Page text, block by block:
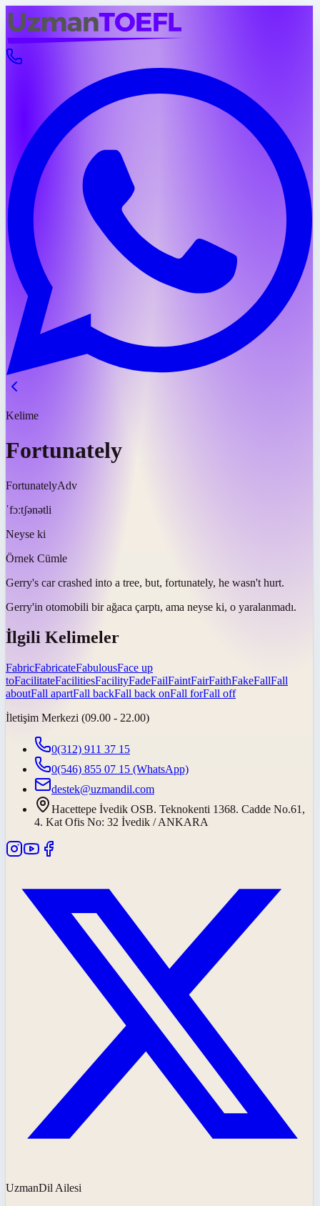
Kelime
Fortunately
FortunatelyAdv
ˈfɔːtʃənətli
Neyse ki
Örnek Cümle
Gerry's car crashed into a tree, but, fortunately, he wasn't hurt.
Gerry'in otomobili bir ağaca çarptı, ama neyse ki, o yaralanmadı.
İlgili Kelimeler
FabricFabricateFabulousFace up
toFacilitateFacilitiesFacilityFadeFailFaintFairFaithFakeFallFall
aboutFall apartFall backFall back onFall forFall off
İletişim Merkezi (09.00 - 22.00)
0(312) 911 37 15
0(546) 855 07 15 (WhatsApp)
destek@uzmandil.com
Hacettepe İvedik OSB. Teknokenti 1368. Cadde No.61,
4. Kat Ofis No: 32 İvedik / ANKARA
UzmanDil Ailesi